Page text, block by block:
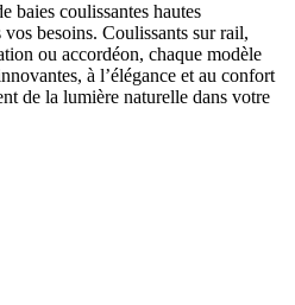
baies coulissantes hautes
besoins. Coulissants sur rail,
ou accordéon, chaque modèle
à l’élégance et au confort
de la lumière naturelle dans votre